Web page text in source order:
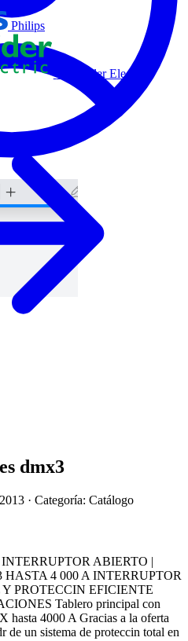
Philips
Schneider Electric
dmx3
· Categoría: Catálogo
INTERRUPTOR ABIERTO |
4 000 A INTERRUPTOR
PROTECCIN EFICIENTE
Tablero principal con
4000 A Gracias a la oferta
un sistema de proteccin total en